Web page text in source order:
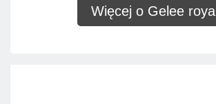
Więcej o Gelee royal